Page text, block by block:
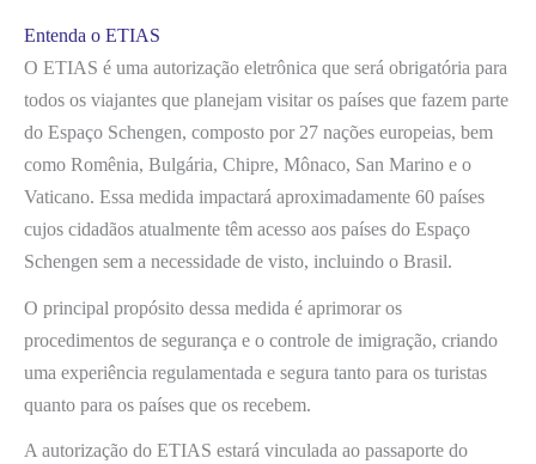
Entenda o ETIAS
O ETIAS é uma autorização eletrônica que será obrigatória para
todos os viajantes que planejam visitar os países que fazem parte
do Espaço Schengen, composto por 27 nações europeias, bem
como Romênia, Bulgária, Chipre, Mônaco, San Marino e o
Vaticano. Essa medida impactará aproximadamente 60 países
cujos cidadãos atualmente têm acesso aos países do Espaço
Schengen sem a necessidade de visto, incluindo o Brasil.
O principal propósito dessa medida é aprimorar os
procedimentos de segurança e o controle de imigração, criando
uma experiência regulamentada e segura tanto para os turistas
quanto para os países que os recebem.
A autorização do ETIAS estará vinculada ao passaporte do